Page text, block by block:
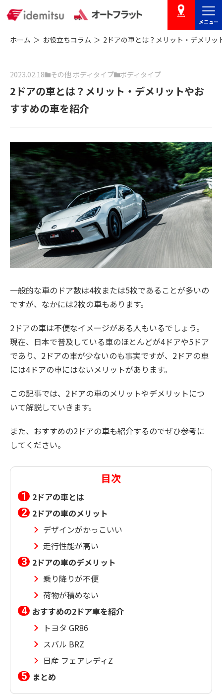
店舗を探す
メニュー
ホーム お役立ちコラム 2ドアの車とは？メリット・デメリッ
2023.02.18 その他 ボディタイプ ボディタイプ
2ドアの車とは？メリット・デメリットやお
すすめの車を紹介
一般的な車のドア数は4枚または5枚であることが多いの
ですが、なかには2枚の車もあります。
2ドアの車は不便なイメージがある人もいるでしょう。
現在、日本で普及している車のほとんどが4ドアや5ドア
であり、2ドアの車が少ないのも事実ですが、2ドアの車
には4ドアの車にはないメリットがあります。
この記事では、2ドアの車のメリットやデメリットにつ
いて解説していきます。
また、おすすめの2ドアの車も紹介するのでぜひ参考に
してください。
目次
2ドアの車とは
2ドアの車のメリット
デザインがかっこいい
走行性能が高い
2ドアの車のデメリット
乗り降りが不便
荷物が積めない
おすすめの2ドア車を紹介
トヨタ GR86
スバル BRZ
日産 フェアレディZ
まとめ